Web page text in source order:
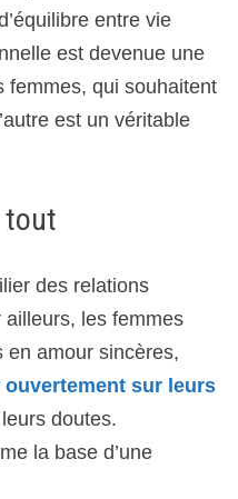
entre vie
est devenue une
femmes, qui souhaitent
est un véritable
tout
des relations
les femmes
en amour sincères,
sur leurs
doutes.
la base d’une